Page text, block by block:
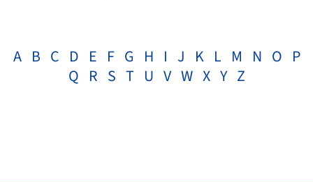
A B C D E F G H I J K L M N O P
Q R S T U V W X Y Z